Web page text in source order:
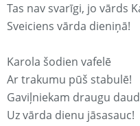
Tas nav svarīgi, jo vārds
Sveiciens vārda dieniņā!
Karola šodien vafelē
Ar trakumu pūš stabulē!
Gaviļniekam draugu
Uz vārda dienu jāsasauc!